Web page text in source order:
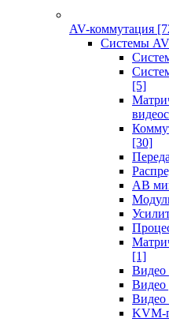
AV-коммутация
Системы
[5]
[30]
АВ
[1]
Видео
Видео
Видео
KVM-